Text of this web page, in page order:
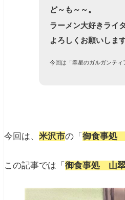
ど～も～～。
ラーメン大好きライ
よろしくお願いします
今回は「翠星のガルガンティ
今回は、 米沢市の「 御食事処
この記事では「 御食事処 山